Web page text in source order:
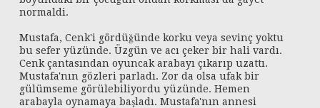
normaldi.
Mustafa, Cenk'i gördüğünde korku veya sevinç yoktu
bu sefer yüzünde. Üzgün ve acı çeker bir hali vardı.
Cenk çantasından oyuncak arabayı çıkarıp uzattı.
Mustafa'nın gözleri parladı. Zor da olsa ufak bir
gülümseme görülebiliyordu yüzünde. Hemen
arabayla oynamaya başladı. Mustafa'nın annesi